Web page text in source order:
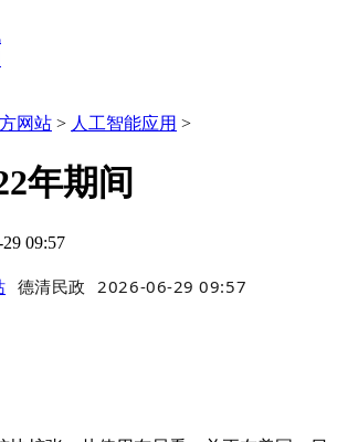
网站 > 人工智能应用 >
年期间
09:57
德清民政
2026-06-29 09:57